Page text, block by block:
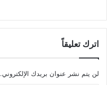
اترك تعليقاً
لن يتم نشر عنوان بريدك الإلكتروني.